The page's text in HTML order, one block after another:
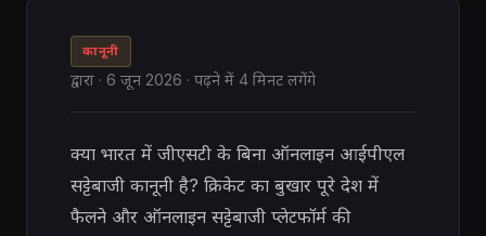
कानूनी
द्वारा · 6 जून 2026 · पढ़ने में 4 मिनट लगेंगे
क्या भारत में जीएसटी के बिना ऑनलाइन आईपीएल
सट्टेबाजी कानूनी है? क्रिकेट का बुखार पूरे देश में
फैलने और ऑनलाइन सट्टेबाजी प्लेटफॉर्म की